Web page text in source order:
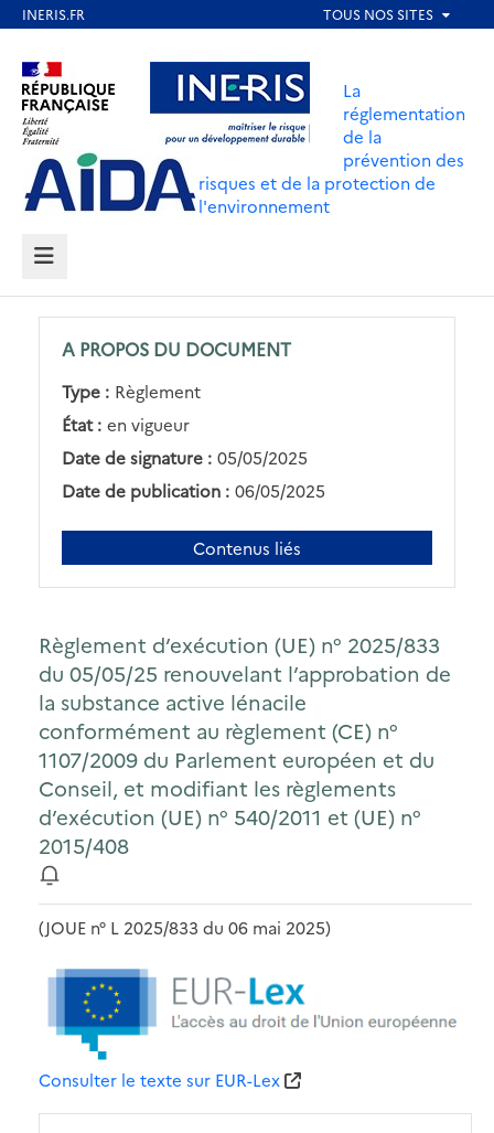
contenu
principal
Aller au contenu Aller au menu
Aller au pied de page
La
réglementation
de la
prévention des
risques et de la protection de
l'environnement
MENU
A PROPOS DU DOCUMENT
Type : Règlement
État : en vigueur
Date de signature : 05/05/2025
Date de publication : 06/05/2025
Contenus liés
Règlement d’exécution (UE) n° 2025/833
du 05/05/25 renouvelant l’approbation de
la substance active lénacile
conformément au règlement (CE) n°
1107/2009 du Parlement européen et du
Conseil, et modifiant les règlements
d’exécution (UE) n° 540/2011 et (UE) n°
2015/408
(JOUE n° L 2025/833 du 06 mai 2025)
Consulter le texte sur EUR-Lex